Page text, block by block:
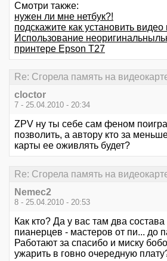
Смотри также:
нужен ли мне нетбук?!
подскажите как установить видео
Использование
принтере Epson T27
Re: Сгорела память на
cloctor
7 - 25.04.2010 - 20:34
ZPV ну ты себе сам феном
позволить, а автору кто за
карты ее оживлять будет?
Re: Сгорела память на
Nemec2
8 - 25.04.2010 - 20:53
Как кто? Да у вас там два
пианерцев - мастеров от пи... до
Работают за спасибо и миску
ужарить в говно очередную